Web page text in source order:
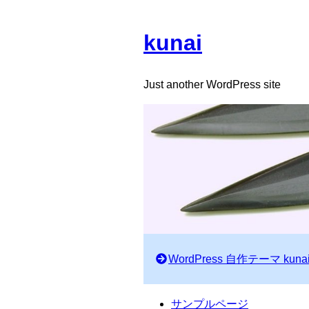
kunai
Just another WordPress site
WordPress 自作テーマ
サンプルページ